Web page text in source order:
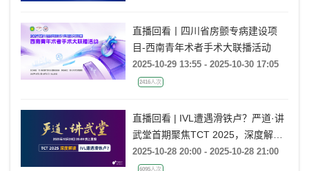
直播回看丨四川省房颤专病建设项
目-西南青年术者手术大联播活动
2025-10-29 13:55 - 2025-10-30 17:05
2416人次
直播回看 | IVL遭遇滑铁卢？严道·讲
武堂首期聚焦TCT 2025，深度解读
VICTORY&ShortCUT研究
2025-10-28 20:00 - 2025-10-28 21:00
6095人次